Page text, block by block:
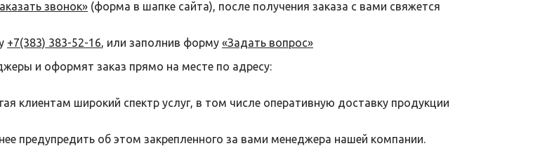
звонок» (форма в шапке сайта), после получения заказа с вами свяжется
+7(383) 383-52-16, или заполнив форму «Задать вопрос»
и оформят заказ прямо на месте по адресу:
клиентам широкий спектр услуг, в том числе оперативную доставку продукции
предупредить об этом закрепленного за вами менеджера нашей компании.